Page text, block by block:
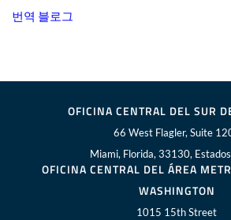
번역 블로그
OFICINA CENTRAL DEL SUR
66 West Flagler, Suite
Miami, Florida, 33130,
OFICINA CENTRAL DEL ÁREA
WASHINGTON
1015 15th Street